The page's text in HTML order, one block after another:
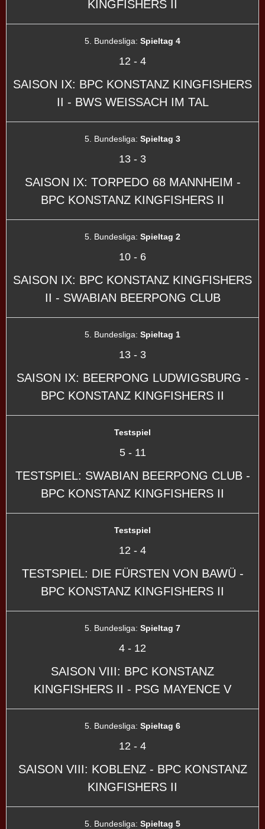
KINGFISHERS II
5. Bundesliga: Spieltag 4
12 - 4
SAISON IX: BPC KONSTANZ KINGFISHERS
II - BWS WEISSACH IM TAL
5. Bundesliga: Spieltag 3
13 - 3
SAISON IX: TORPEDO 68 MANNHEIM -
BPC KONSTANZ KINGFISHERS II
5. Bundesliga: Spieltag 2
10 - 6
SAISON IX: BPC KONSTANZ KINGFISHERS
II - SWABIAN BEERPONG CLUB
5. Bundesliga: Spieltag 1
13 - 3
SAISON IX: BEERPONG LUDWIGSBURG -
BPC KONSTANZ KINGFISHERS II
Testspiel
5- 11
TESTSPIEL: SWABIAN BEERPONG CLUB -
BPC KONSTANZ KINGFISHERS II
Testspiel
12 - 4
TESTSPIEL: DIE FÜRSTEN VON BAWÜ -
BPC KONSTANZ KINGFISHERS II
5. Bundesliga: Spieltag 7
4 - 12
SAISON VIII: BPC KONSTANZ
KINGFISHERS II - PSG MAYENCE V
5. Bundesliga: Spieltag 6
12 - 4
SAISON VIII: KOBLENZ - BPC KONSTANZ
KINGFISHERS II
5. Bundesliga: Spieltag 5